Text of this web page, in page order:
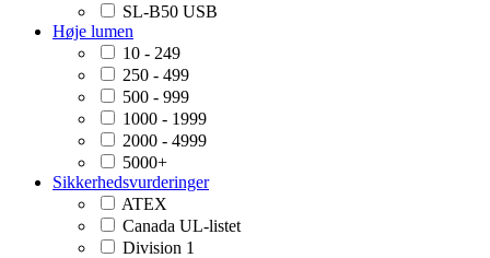
SL-B50 USB
Høje lumen
10 - 249
250 - 499
500 - 999
1000 - 1999
2000 - 4999
5000+
Sikkerhedsvurderinger
ATEX
Canada UL-listet
Division 1